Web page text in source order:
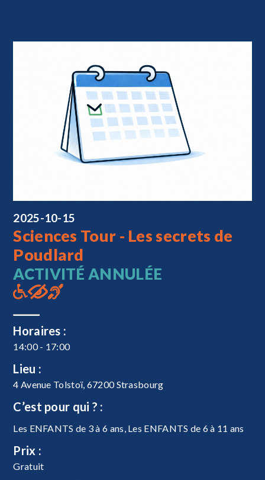
2025-10-15
Sciences Tour - Les secrets de
Poudlard
ACTIVITÉ ANNULÉE
Horaires :
14:00 - 17:00
Lieu :
4 Avenue Tolstoï, 67200 Strasbourg
C’est pour qui ? :
Les ENFANTS de 3 à 6 ans, Les ENFANTS de 6 à 11 ans
Prix :
Gratuit